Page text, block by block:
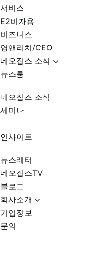
서비스
E2비자용
비즈니스
영앤리치/CEO
네오집스 소식
뉴스룸
네오집스 소식
세미나
인사이트
뉴스레터
네오집스TV
블로그
회사소개
기업정보
문의